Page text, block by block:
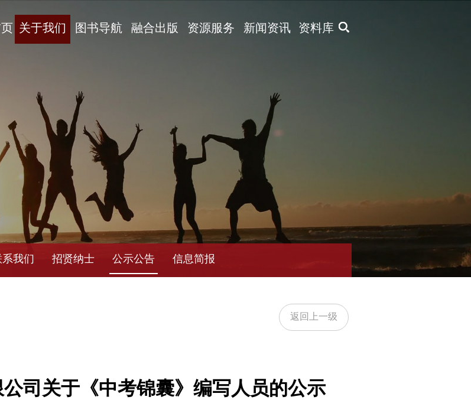
X
关于我们 图书导航 融合出版 资源服务 新闻资讯 资料库
系我们 招贤纳士 公示公告 信息简报
返回上一级
司关于《中考锦囊》编写人员的公示